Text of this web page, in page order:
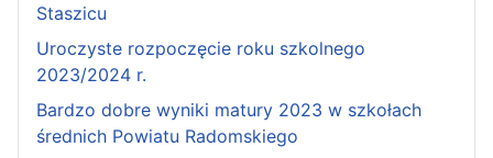
Staszicu
Uroczyste rozpoczęcie roku szkolnego
2023/2024 r.
Bardzo dobre wyniki matury 2023 w szkołach
średnich Powiatu Radomskiego